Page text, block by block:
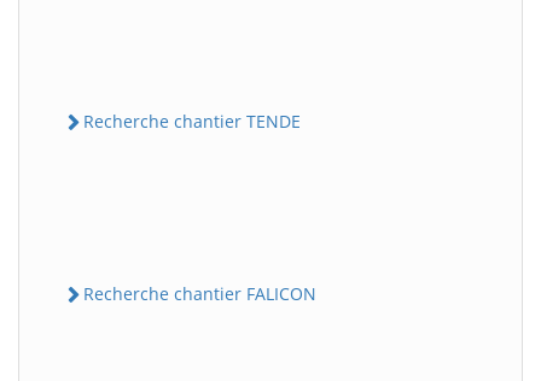
Recherche chantier TENDE
Recherche chantier FALICON